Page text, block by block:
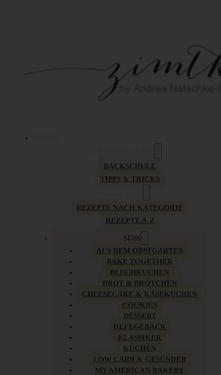
BACKSCHULE
TIPPS & TRICKS
REZEPTE NACH KATEGORIE
REZEPTE A-Z
SÜSS
AUS DEM OBSTGARTEN
BAKE TOGETHER
BLECHKUCHEN
BROT & BRÖTCHEN
CHEESECAKE & KÄSEKUCHEN
COOKIES
DESSERT
HEFEGEBÄCK
KLASSIKER
KUCHEN
LOW CARB & GESÜNDER
MY AMERICAN BAKERY